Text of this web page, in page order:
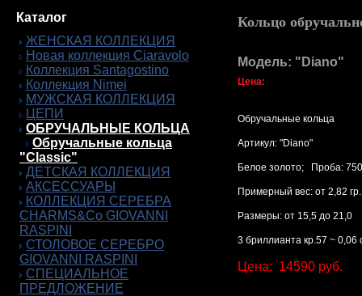
Каталог
ЖЕНСКАЯ КОЛЛЕКЦИЯ
Новая коллекция Ciaravolo
Коллекция Santagostino
Коллекция Nimei
МУЖСКАЯ КОЛЛЕКЦИЯ
ЦЕПИ
ОБРУЧАЛЬНЫЕ КОЛЬЦА
Обручальные кольца
"Classic"
ДЕТСКАЯ КОЛЛЕКЦИЯ
АКСЕССУАРЫ
КОЛЛЕКЦИЯ СЕРЕБРА
CHARMS&Co GIOVANNI
RASPINI
СТОЛОВОЕ СЕРЕБРО
GIOVANNI RASPINI
СПЕЦИАЛЬНОЕ
ПРЕДЛОЖЕНИЕ
Кольцо
Модель: "Diano"
Цена:
Обручальные кольца
Артикул: "Diano"
Белое золото; Проба: 750
Примерный вес: от 2,82
Размеры: от 15,5 до 21,0
3 бриллианта кр.57 ~ 0,06
Цена: 14590 руб.